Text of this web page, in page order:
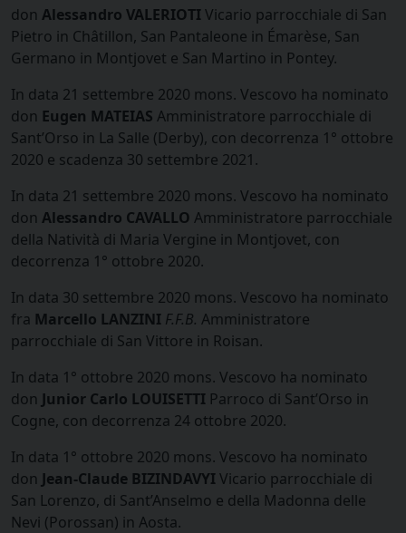
don Alessandro VALERIOTIVicario parrocchiale di San
Pietro in Châtillon, San Pantaleone in Émarèse, San
Germano in Montjovet e San Martino in Pontey.
In data 21 settembre 2020 mons. Vescovo ha nominato
don Eugen MATEIAS Amministratore parrocchiale di
Sant’Orso in La Salle (Derby), con decorrenza 1° ottobre
2020 e scadenza 30 settembre 2021.
In data 21 settembre 2020 mons. Vescovo ha nominato
don Alessandro CAVALLO Amministratore parrocchiale
della Natività di Maria Vergine in Montjovet, con
decorrenza 1° ottobre 2020.
In data 30 settembre 2020 mons. Vescovo ha nominato
fra Marcello LANZINI F.F.B. Amministratore
parrocchiale di San Vittore in Roisan.
In data 1° ottobre 2020 mons. Vescovo ha nominato
don Junior Carlo LOUISETTI Parroco di Sant’Orso in
Cogne, con decorrenza 24 ottobre 2020.
In data 1° ottobre 2020 mons. Vescovo ha nominato
don Jean-Claude BIZINDAVYIVicario parrocchiale di
San Lorenzo, di Sant’Anselmo e della Madonna delle
Nevi (Porossan) in Aosta.